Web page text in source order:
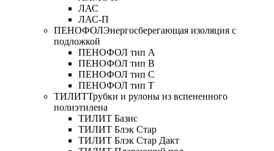
ЛАС
ЛАС-П
ПЕНОФОЛЭнергосберегающая изоляция с
подложкой
ПЕНОФОЛ тип А
ПЕНОФОЛ тип B
ПЕНОФОЛ тип C
ПЕНОФОЛ тип T
ТИЛИТТрубки и рулоны из вспененного
полиэтилена
ТИЛИТ Базис
ТИЛИТ Блэк Стар
ТИЛИТ Блэк Стар Дакт